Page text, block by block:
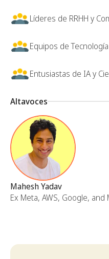
Líderes de RRHH y
Equipos de
Entusiastas de IA y
Altavoces
Mahesh Yadav
Ex Meta, AWS, Google,